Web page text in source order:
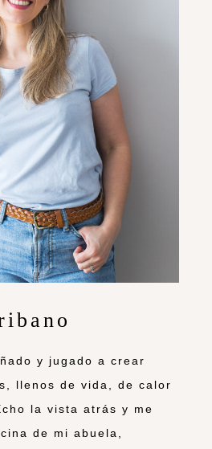
y jugado a crear
llenos de vida, de calor
la vista atrás y me
de mi abuela,